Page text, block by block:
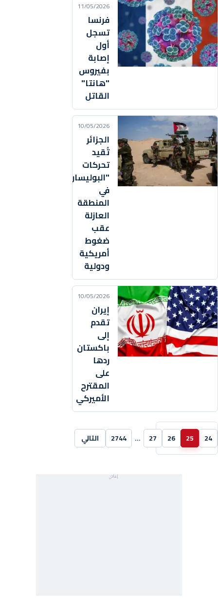
11/05/2026
فرنسا
تسجل
أول
إصابة
بفيروس
"هانتا"
القاتل
10/05/2026
الجزائر
تُقيد
تحركات
"البوليساريو"
في
المنطقة
العازلة
عقب
ضغوط
أمريكية
ودولية
10/05/2026
إيران
تقدم
إلى
باكستان
ردها
على
المقترح
الأميركي
24
25
26
27
…
2744 التالي